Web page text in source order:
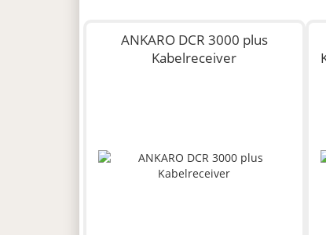
ANKARO DCR 3000 plus
Kabelreceiver